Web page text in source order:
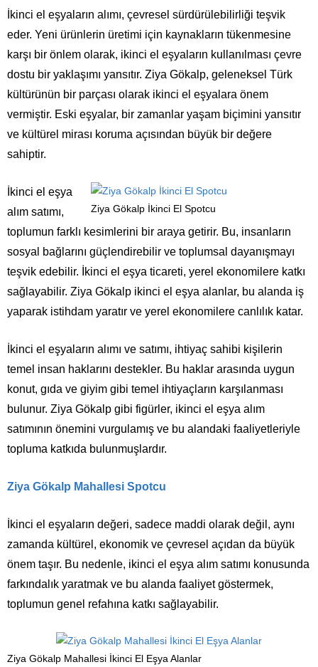
İkinci el eşyaların alımı, çevresel sürdürülebilirliği teşvik
eder. Yeni ürünlerin üretimi için kaynakların tükenmesine
karşı bir önlem olarak, ikinci el eşyaların kullanılması çevre
dostu bir yaklaşımı yansıtır. Ziya Gökalp, geleneksel Türk
kültürünün bir parçası olarak ikinci el eşyalara önem
vermiştir. Eski eşyalar, bir zamanlar yaşam biçimini yansıtır
ve kültürel mirası koruma açısından büyük bir değere
sahiptir.
Ziya Gökalp İkinci El Spotcu
İkinci el eşya
alım satımı,
toplumun farklı kesimlerini bir araya getirir. Bu, insanların
sosyal bağlarını güçlendirebilir ve toplumsal dayanışmayı
teşvik edebilir. İkinci el eşya ticareti, yerel ekonomilere katkı
sağlayabilir. Ziya Gökalp ikinci el eşya alanlar, bu alanda iş
yaparak istihdam yaratır ve yerel ekonomilere canlılık katar.
İkinci el eşyaların alımı ve satımı, ihtiyaç sahibi kişilerin
temel insan haklarını destekler. Bu haklar arasında uygun
konut, gıda ve giyim gibi temel ihtiyaçların karşılanması
bulunur. Ziya Gökalp gibi figürler, ikinci el eşya alım
satımının önemini vurgulamış ve bu alandaki faaliyetleriyle
topluma katkıda bulunmuşlardır.
Ziya Gökalp Mahallesi Spotcu
İkinci el eşyaların değeri, sadece maddi olarak değil, aynı
zamanda kültürel, ekonomik ve çevresel açıdan da büyük
önem taşır. Bu nedenle, ikinci el eşya alım satımı konusunda
farkındalık yaratmak ve bu alanda faaliyet göstermek,
toplumun genel refahına katkı sağlayabilir.
Ziya Gökalp Mahallesi İkinci El Eşya Alanlar